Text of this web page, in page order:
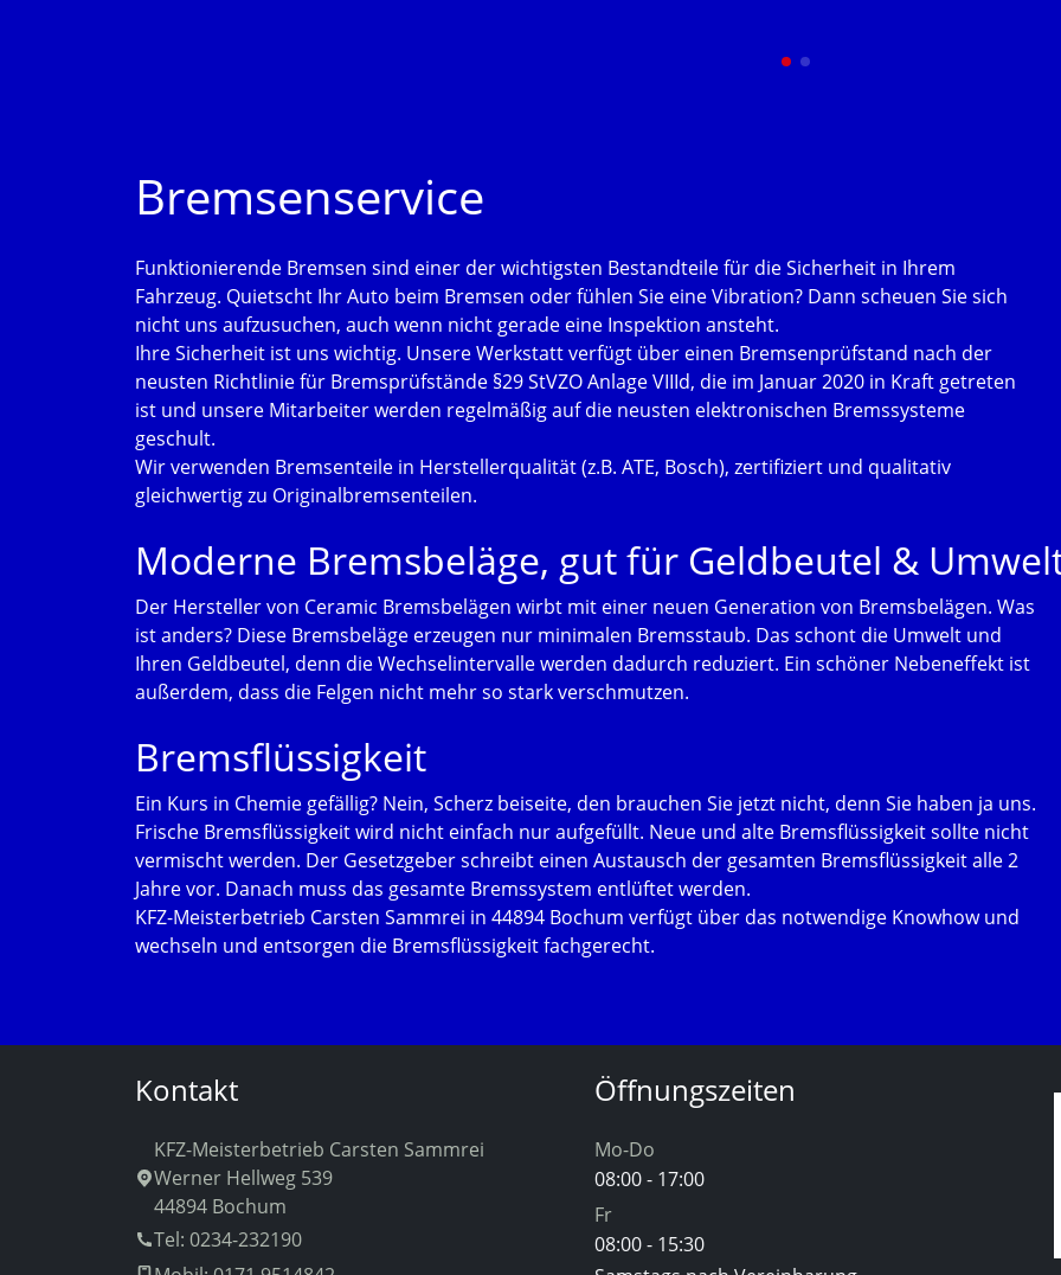
Bremsenservice
Funktionierende Bremsen sind einer der wichtigsten Bestandteile für die Sicherheit in Ihrem
Fahrzeug. Quietscht Ihr Auto beim Bremsen oder fühlen Sie eine Vibration? Dann scheuen Sie sich
nicht uns aufzusuchen, auch wenn nicht gerade eine Inspektion ansteht.
Ihre Sicherheit ist uns wichtig. Unsere Werkstatt verfügt über einen Bremsenprüfstand nach der
neusten Richtlinie für Bremsprüfstände §29 StVZO Anlage VIIId, die im Januar 2020 in Kraft getreten
ist und unsere Mitarbeiter werden regelmäßig auf die neusten elektronischen Bremssysteme
geschult.
Wir verwenden Bremsenteile in Herstellerqualität (z.B. ATE, Bosch), zertifiziert und qualitativ
gleichwertig zu Originalbremsenteilen.
Moderne Bremsbeläge, gut für Geldbeutel &
Der Hersteller von Ceramic Bremsbelägen wirbt mit einer neuen Generation von Bremsbelägen. Was
ist anders? Diese Bremsbeläge erzeugen nur minimalen Bremsstaub. Das schont die Umwelt und
Ihren Geldbeutel, denn die Wechselintervalle werden dadurch reduziert. Ein schöner Nebeneffekt ist
außerdem, dass die Felgen nicht mehr so stark verschmutzen.
Bremsflüssigkeit
Ein Kurs in Chemie gefällig? Nein, Scherz beiseite, den brauchen Sie jetzt nicht, denn Sie haben ja uns.
Frische Bremsflüssigkeit wird nicht einfach nur aufgefüllt. Neue und alte Bremsflüssigkeit sollte nicht
vermischt werden. Der Gesetzgeber schreibt einen Austausch der gesamten Bremsflüssigkeit alle 2
Jahre vor. Danach muss das gesamte Bremssystem entlüftet werden.
KFZ-Meisterbetrieb Carsten Sammrei in 44894 Bochum verfügt über das notwendige Knowhow und
wechseln und entsorgen die Bremsflüssigkeit fachgerecht.
Kontakt
KFZ-Meisterbetrieb Carsten Sammrei
Werner Hellweg 539
44894 Bochum
Tel: 0234-232190
Öffnungszeiten
Mo-Do
08:00 - 17:00
Fr
08:00 - 15:30